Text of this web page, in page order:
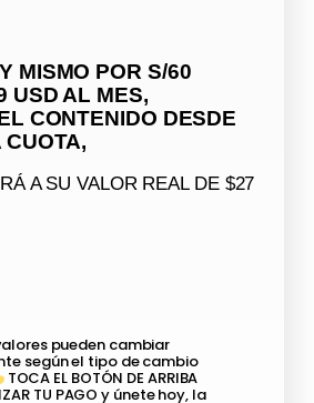
MISMO POR S/60
USD AL MES,
CONTENIDO DESDE
CUOTA,
A SU VALOR REAL DE $27
pueden cambiar
según el tipo de cambio
TOCA EL BOTÓN DE ARRIBA
TU PAGO y únete hoy, la